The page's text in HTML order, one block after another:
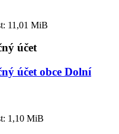
11,01 MiB
účet
účet obce Dolní
1,10 MiB